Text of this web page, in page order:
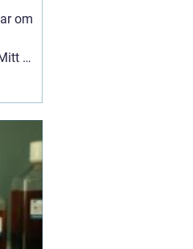
om
i